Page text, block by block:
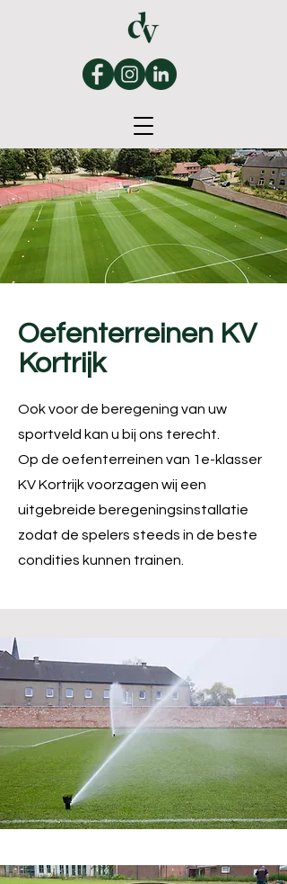
Oefenterreinen KV
Kortrijk
Ook voor de beregening van uw
sportveld kan u bij ons terecht.
Op de oefenterreinen van 1e-klasser
KV Kortrijk voorzagen wij een
uitgebreide beregeningsinstallatie
zodat de spelers steeds in de beste
condities kunnen trainen.